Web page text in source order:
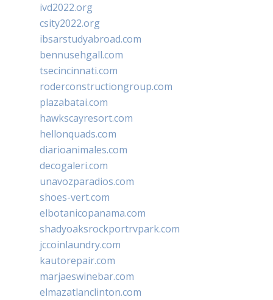
ivd2022.org
csity2022.org
ibsarstudyabroad.com
bennusehgall.com
tsecincinnati.com
roderconstructiongroup.com
plazabatai.com
hawkscayresort.com
hellonquads.com
diarioanimales.com
decogaleri.com
unavozparadios.com
shoes-vert.com
elbotanicopanama.com
shadyoaksrockportrvpark.com
jccoinlaundry.com
kautorepair.com
marjaeswinebar.com
elmazatlanclinton.com